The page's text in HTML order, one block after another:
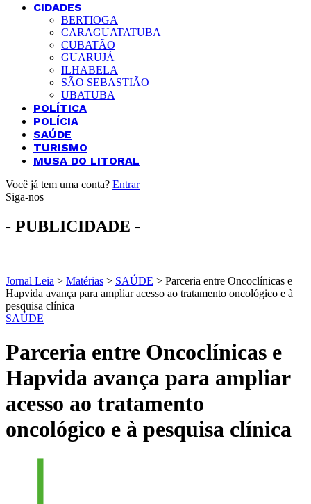
CIDADES
BERTIOGA
CARAGUATATUBA
CUBATÃO
GUARUJÁ
ILHABELA
SÃO SEBASTIÃO
UBATUBA
POLÍTICA
POLÍCIA
SAÚDE
TURISMO
MUSA DO LITORAL
Você já tem uma conta? Entrar
Siga-nos
- PUBLICIDADE -
Jornal Leia > Matérias > SAÚDE > Parceria entre Oncoclínicas e
Hapvida avança para ampliar acesso ao tratamento oncológico e à
pesquisa clínica
SAÚDE
Parceria entre Oncoclínicas e
Hapvida avança para ampliar
acesso ao tratamento
oncológico e à pesquisa clínica